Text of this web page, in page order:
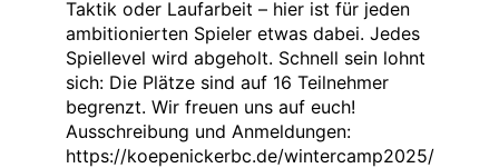
Taktik oder Laufarbeit – hier ist für jeden
ambitionierten Spieler etwas dabei. Jedes
Spiellevel wird abgeholt. Schnell sein lohnt
sich: Die Plätze sind auf 16 Teilnehmer
begrenzt. Wir freuen uns auf euch!
Ausschreibung und Anmeldungen:
https://koepenickerbc.de/wintercamp2025/